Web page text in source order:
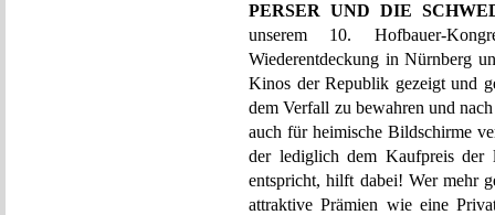
PERSER UND DIE
unserem 10. Hofbauer-
Wiederentdeckung in Nürnberg
Kinos der Republik gezeigt und
dem Verfall zu bewahren und
auch für heimische Bildschirme
der lediglich dem Kaufpreis der
entspricht, hilft dabei! Wer mehr
attraktive Prämien wie eine